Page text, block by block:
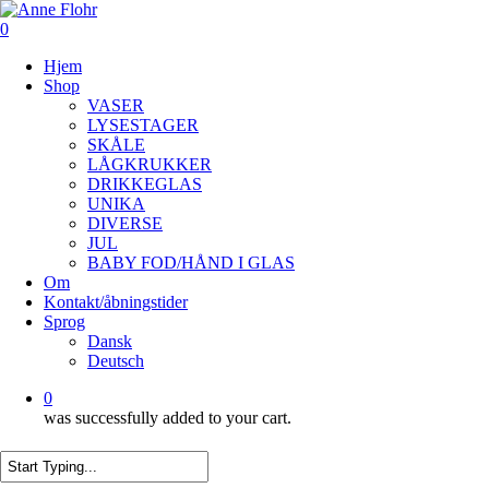
Skip
to
content
0
Hjem
Shop
VASER
LYSESTAGER
SKÅLE
LÅGKRUKKER
DRIKKEGLAS
UNIKA
DIVERSE
JUL
BABY FOD/HÅND I GLAS
Om
Kontakt/åbningstider
Sprog
Dansk
Deutsch
0
was successfully added to your cart.